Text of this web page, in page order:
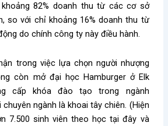
khoảng 82% doanh thu từ các cơ sở
so với chỉ khoảng 16% doanh thu từ
do chính công ty này điều hành.
trong việc lựa chọn người nhượng
còn mở đại học Hamburger ở Elk
cấp khóa đào tạo trong ngành
ngành là khoai tây chiên. (Hiện
7.500 sinh viên theo học tại đây và